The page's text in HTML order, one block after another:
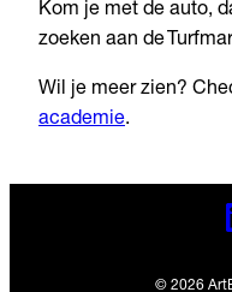
Kom je met de auto,
zoeken aan de
Wil je meer zien?
academie.
© 2026